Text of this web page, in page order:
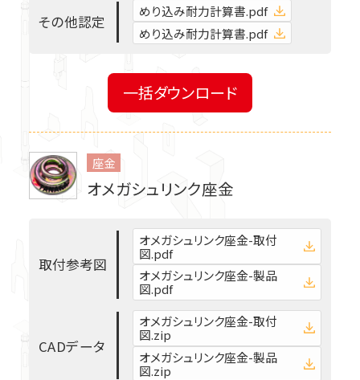
施工部位から探す
推奨金物から探す
告示1460号第1号
告示1460号第2号
シリーズから探す
その他認定
めり込み耐力計算書.pdf
めり込み耐力計算書.pdf
一括ダウンロード
座金
オメガシュリンク座金
取付参考図
オメガシュリンク座金-取付
図.pdf
オメガシュリンク座金-製品
図.pdf
CADデータ
オメガシュリンク座金-取付
図.zip
オメガシュリンク座金-製品
図.zip